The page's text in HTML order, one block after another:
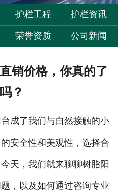
关于我们
联系我们
护栏工程 护栏资讯
荣誉资质 公司新闻
销价格，你真的了
？
成了我们与自然接触的小
安全性和美观性，选择合
天，我们就来聊聊树脂阳
，以及如何通过咨询专业